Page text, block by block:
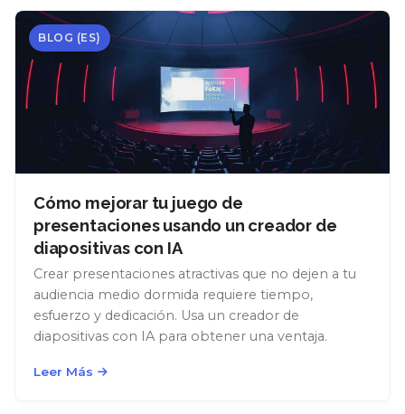
BLOG (ES)
Cómo mejorar tu juego de
presentaciones usando un creador de
diapositivas con IA
Crear presentaciones atractivas que no dejen a tu
audiencia medio dormida requiere tiempo,
esfuerzo y dedicación. Usa un creador de
diapositivas con IA para obtener una ventaja.
Leer Más